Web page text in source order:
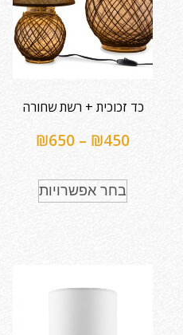
כד זכוכית + רשת שחורה
₪450
–
₪650
בחר אפשרויות